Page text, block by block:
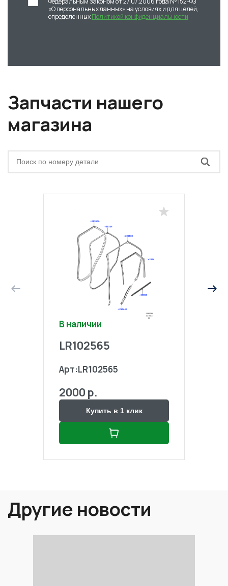
«О персональных данных» на условиях и для целей,
определенныхПолитикой конфиденциальности
Запчасти нашего
магазина
В наличии
LR102565
Арт:LR102565
2000 р.
Купить в 1 клик
Другие новости